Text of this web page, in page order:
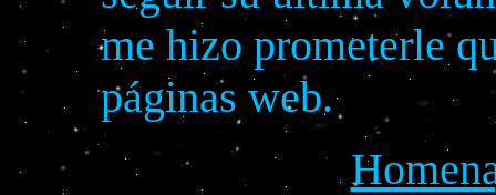
me hizo prometerle
páginas web.